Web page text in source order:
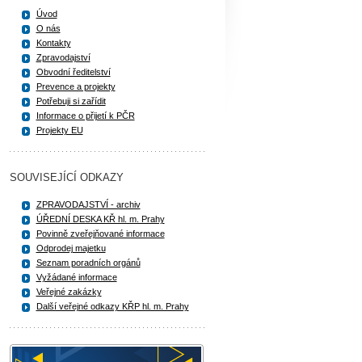
Úvod
O nás
Kontakty
Zpravodajství
Obvodní ředitelství
Prevence a projekty
Potřebuji si zařídit
Informace o přijetí k PČR
Projekty EU
SOUVISEJÍCÍ ODKAZY
ZPRAVODAJSTVÍ - archiv
ÚŘEDNÍ DESKA KŘ hl. m. Prahy
Povinně zveřejňované informace
Odprodej majetku
Seznam poradních orgánů
Vyžádané informace
Veřejné zakázky
Další veřejné odkazy KŘP hl. m. Prahy